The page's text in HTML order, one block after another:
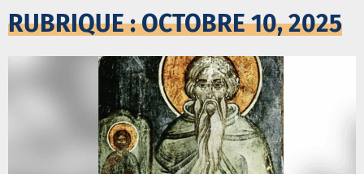
RUBRIQUE : OCTOBRE 10, 2025